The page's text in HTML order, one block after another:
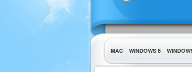
MAC WINDOWS 8
УТИЛИТЫ